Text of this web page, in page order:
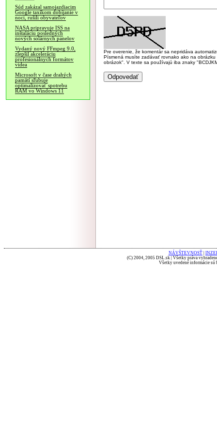
Súd zakázal samojazdiacim
Google taxíkom dobíjanie v
noci, rušili obyvateľov
NASA pripravuje ISS na
inštaláciu posledných
nových solárnych panelov
Vydaný nový FFmpeg 9.0,
zlepšil akceleráciu
profesionálnych formátov
videa
Microsoft v čase drahých
pamätí sľubuje
optimalizovať spotrebu
RAM vo Windows 11
Pre overenie, že komentár sa nepridáva
Písmená musíte zadávať rovnako ako na
obrázok". V texte sa používajú iba znaky
NÁVŠTEVNOSŤ
(C) 2004, 2005 DSL.sk | Všetky práva
Všetky uvedené informácie sú